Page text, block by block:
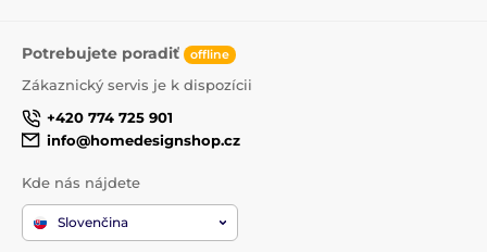
Potrebujete poradiť offline
Zákaznický servis je k dispozícii
+420 774 725 901
info@homedesignshop.cz
Kde nás nájdete
Slovenčina